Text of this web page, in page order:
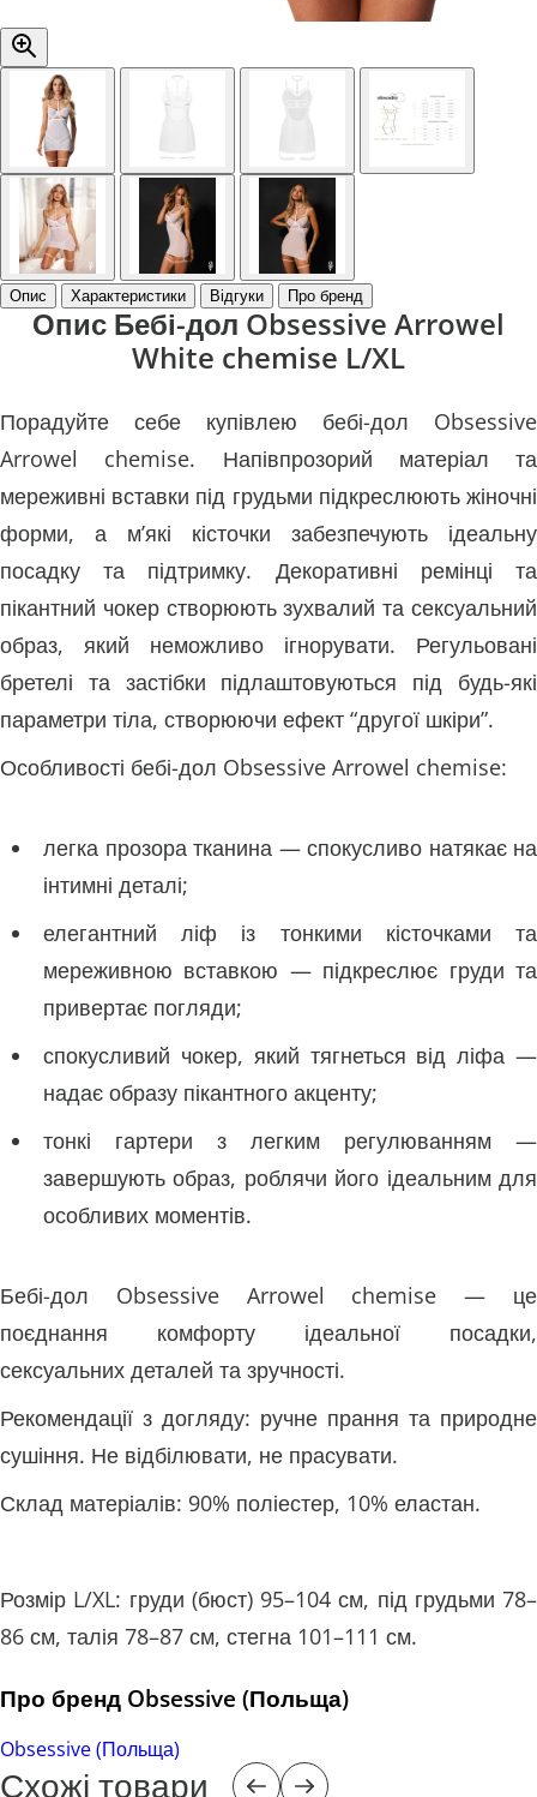
Опис Характеристики Відгуки Про бренд
Опис Бебі-дол Obsessive Arrowel
White chemise L/XL
Порадуйте себе купівлею бебі-дол Obsessive
Arrowel chemise. Напівпрозорий матеріал та
мереживні вставки під грудьми підкреслюють жіночні
форми, а м’які кісточки забезпечують ідеальну
посадку та підтримку. Декоративні ремінці та
пікантний чокер створюють зухвалий та сексуальний
образ, який неможливо ігнорувати. Регульовані
бретелі та застібки підлаштовуються під будь-які
параметри тіла, створюючи ефект “другої шкіри”.
Особливості бебі-дол Obsessive Arrowel chemise:
легка прозора тканина — спокусливо натякає на
інтимні деталі;
елегантний ліф із тонкими кісточками та
мереживною вставкою — підкреслює груди та
привертає погляди;
спокусливий чокер, який тягнеться від ліфа —
надає образу пікантного акценту;
тонкі гартери з легким регулюванням —
завершують образ, роблячи його ідеальним для
особливих моментів.
Бебі-дол Obsessive Arrowel chemise — це
поєднання комфорту ідеальної посадки,
сексуальних деталей та зручності.
Рекомендації з догляду: ручне прання та природне
сушіння. Не відбілювати, не прасувати.
Склад матеріалів: 90% поліестер, 10% еластан.
Розмір L/XL: груди (бюст) 95–104 см, під грудьми 78–
86 см, талія 78–87 см, стегна 101–111 см.
Про бренд Obsessive (Польща)
Obsessive (Польща)
Схожі товари